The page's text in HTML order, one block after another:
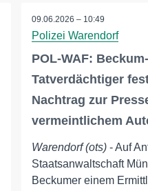
09.06.2026 – 10:49
Polizei Warendorf
POL-WAF:
Tatverdächtiger
Nachtrag zur
vermeintlichem
Warendorf (ots) - Auf
Staatsanwaltschaft
Beckumer einem